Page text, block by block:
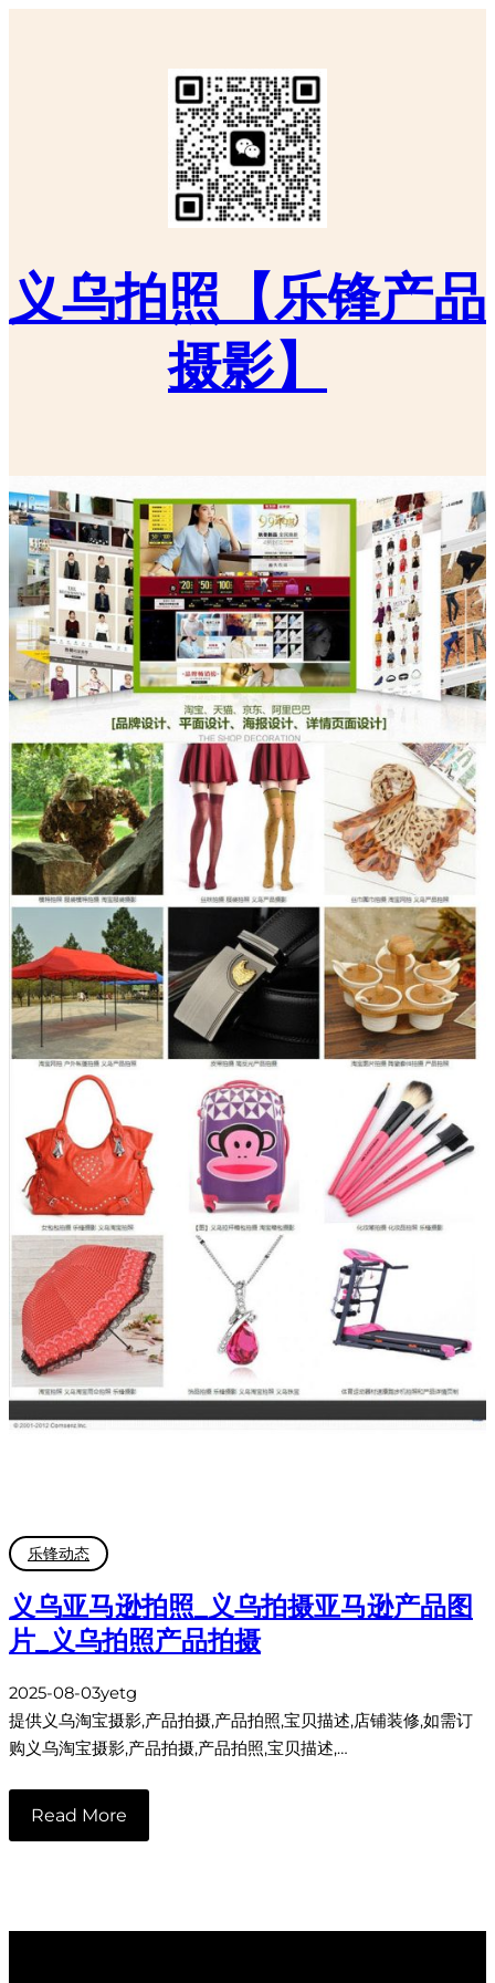
义乌拍照【乐锋产品
摄影】
乐锋动态
义乌亚马逊拍照_义乌拍摄亚马逊产品图
片_义乌拍照产品拍摄
2025-08-03yetg
提供义乌淘宝摄影,产品拍摄,产品拍照,宝贝描述,店铺装修,如需订
购义乌淘宝摄影,产品拍摄,产品拍照,宝贝描述,…
Read More